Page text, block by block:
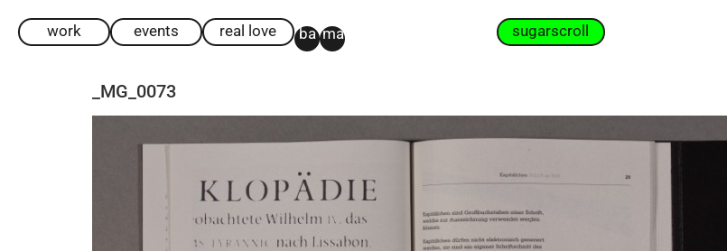
work events real love ba ma sugarscroll
_MG_0073